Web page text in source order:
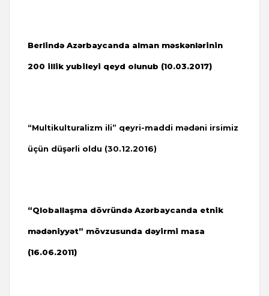
Berlində Azərbaycanda alman məskənlərinin
200 illik yubileyi qeyd olunub (10.03.2017)
“Multikulturalizm ili” qeyri-maddi mədəni irsimiz
üçün düşərli oldu (30.12.2016)
“Qloballaşma dövründə Azərbaycanda etnik
mədəniyyət” mövzusunda dəyirmi masa
(16.06.2011)